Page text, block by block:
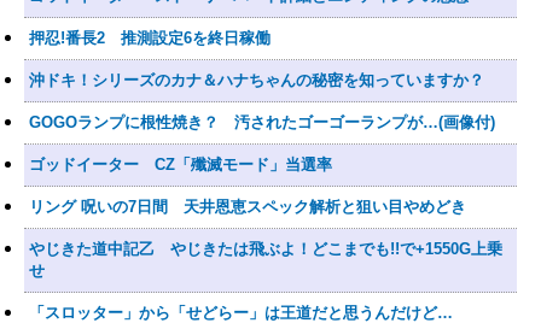
押忍!番長2 推測設定6を終日稼働
沖ドキ！シリーズのカナ＆ハナちゃんの秘密を知っていますか？
GOGOランプに根性焼き？ 汚されたゴーゴーランプが…(画像付)
ゴッドイーター CZ「殲滅モード」当選率
リング 呪いの7日間 天井恩恵スペック解析と狙い目やめどき
やじきた道中記乙 やじきたは飛ぶよ！どこまでも!!で+1550G上乗
せ
「スロッター」から「せどらー」は王道だと思うんだけど…